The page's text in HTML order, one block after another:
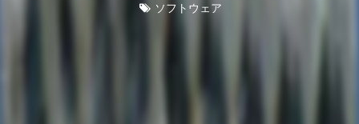
ソフトウェア